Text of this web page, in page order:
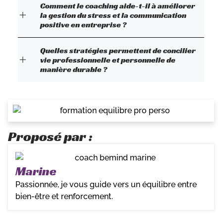
Comment le coaching aide-t-il à améliorer
la gestion du stress et la communication
positive en entreprise ?
Quelles stratégies permettent de concilier
vie professionnelle et personnelle de
manière durable ?
Proposé par :
Marine
Passionnée, je vous guide vers un équilibre entre
bien-être et renforcement.